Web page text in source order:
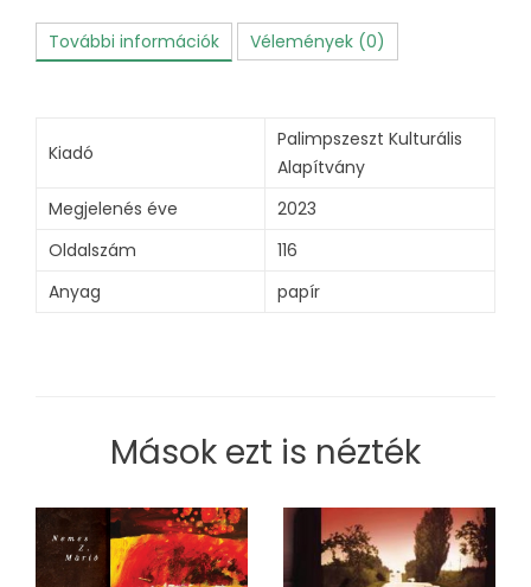
További információk Vélemények (0)
Kiadó
Palimpszeszt Kulturális
Alapítvány
Megjelenés éve
2023
Oldalszám
116
Anyag
papír
Mások ezt is nézték